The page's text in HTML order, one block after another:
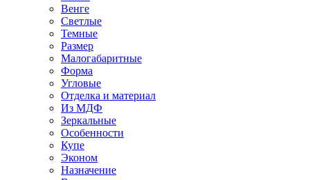
Венге
Светлые
Темные
Размер
Малогабаритные
Форма
Угловые
Отделка и материал
Из МДФ
Зеркальные
Особенности
Купе
Эконом
Назначение